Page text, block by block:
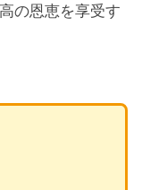
の恩恵を享受す